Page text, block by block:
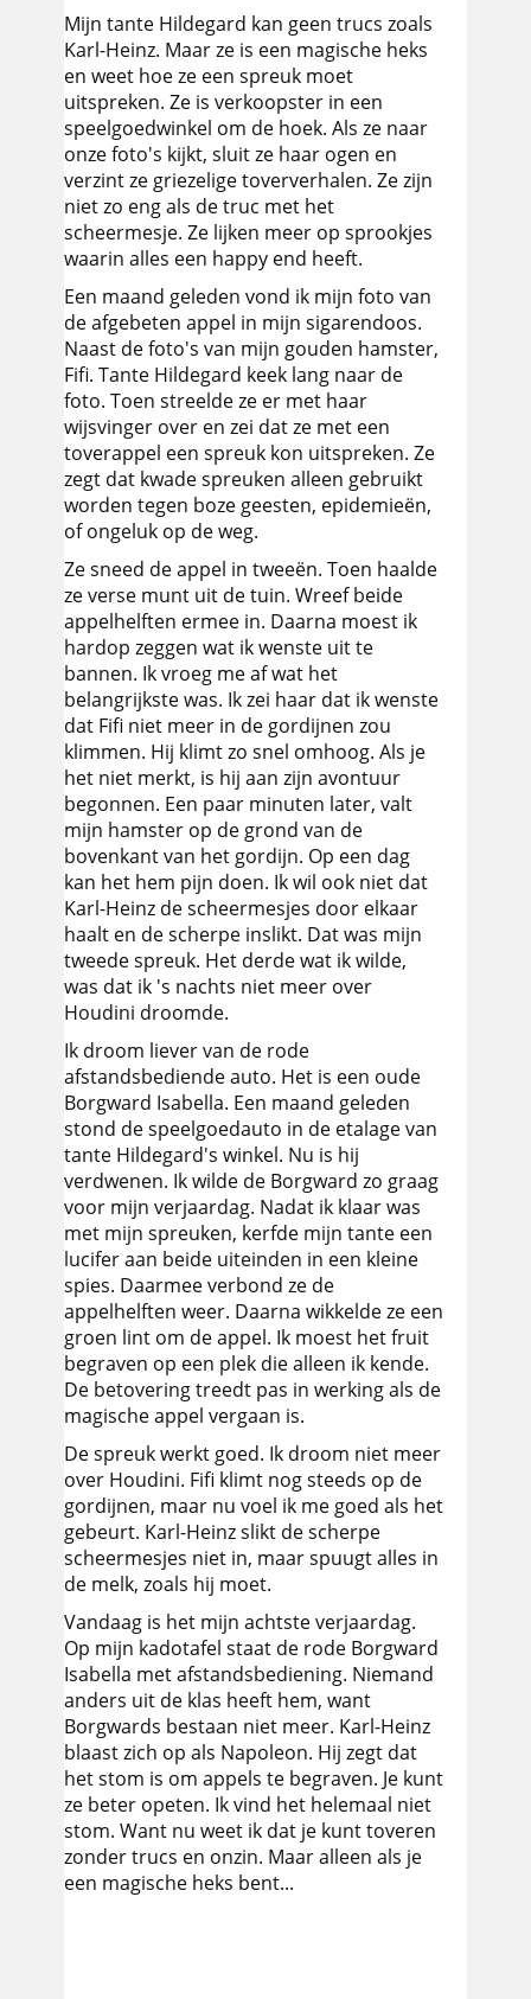
Mijn tante Hildegard kan geen trucs zoals
Karl-Heinz. Maar ze is een magische heks
en weet hoe ze een spreuk moet
uitspreken. Ze is verkoopster in een
speelgoedwinkel om de hoek. Als ze naar
onze foto's kijkt, sluit ze haar ogen en
verzint ze griezelige toververhalen. Ze zijn
niet zo eng als de truc met het
scheermesje. Ze lijken meer op sprookjes
waarin alles een happy end heeft.
Een maand geleden vond ik mijn foto van
de afgebeten appel in mijn sigarendoos.
Naast de foto's van mijn gouden hamster,
Fifi. Tante Hildegard keek lang naar de
foto. Toen streelde ze er met haar
wijsvinger over en zei dat ze met een
toverappel een spreuk kon uitspreken. Ze
zegt dat kwade spreuken alleen gebruikt
worden tegen boze geesten, epidemieën,
of ongeluk op de weg.
Ze sneed de appel in tweeën. Toen haalde
ze verse munt uit de tuin. Wreef beide
appelhelften ermee in. Daarna moest ik
hardop zeggen wat ik wenste uit te
bannen. Ik vroeg me af wat het
belangrijkste was. Ik zei haar dat ik wenste
dat Fifi niet meer in de gordijnen zou
klimmen. Hij klimt zo snel omhoog. Als je
het niet merkt, is hij aan zijn avontuur
begonnen. Een paar minuten later, valt
mijn hamster op de grond van de
bovenkant van het gordijn. Op een dag
kan het hem pijn doen. Ik wil ook niet dat
Karl-Heinz de scheermesjes door elkaar
haalt en de scherpe inslikt. Dat was mijn
tweede spreuk. Het derde wat ik wilde,
was dat ik 's nachts niet meer over
Houdini droomde.
Ik droom liever van de rode
afstandsbediende auto. Het is een oude
Borgward Isabella. Een maand geleden
stond de speelgoedauto in de etalage van
tante Hildegard's winkel. Nu is hij
verdwenen. Ik wilde de Borgward zo graag
voor mijn verjaardag. Nadat ik klaar was
met mijn spreuken, kerfde mijn tante een
lucifer aan beide uiteinden in een kleine
spies. Daarmee verbond ze de
appelhelften weer. Daarna wikkelde ze een
groen lint om de appel. Ik moest het fruit
begraven op een plek die alleen ik kende.
De betovering treedt pas in werking als de
magische appel vergaan is.
De spreuk werkt goed. Ik droom niet meer
over Houdini. Fifi klimt nog steeds op de
gordijnen, maar nu voel ik me goed als het
gebeurt. Karl-Heinz slikt de scherpe
scheermesjes niet in, maar spuugt alles in
de melk, zoals hij moet.
Vandaag is het mijn achtste verjaardag.
Op mijn kadotafel staat de rode Borgward
Isabella met afstandsbediening. Niemand
anders uit de klas heeft hem, want
Borgwards bestaan niet meer. Karl-Heinz
blaast zich op als Napoleon. Hij zegt dat
het stom is om appels te begraven. Je kunt
ze beter opeten. Ik vind het helemaal niet
stom. Want nu weet ik dat je kunt toveren
zonder trucs en onzin. Maar alleen als je
een magische heks bent...